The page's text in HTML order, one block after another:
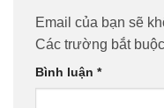
Email của bạn sẽ
Các trường bắt
Bình luận *